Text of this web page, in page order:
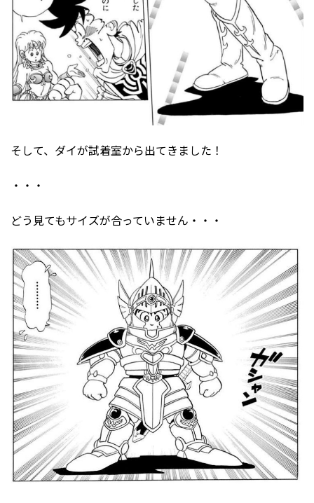
そして、ダイが試着室から出てきました！
・・・
どう見てもサイズが合っていません・・・